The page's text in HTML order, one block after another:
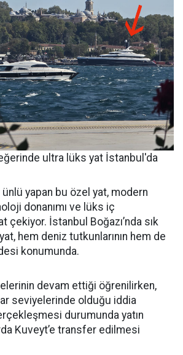
ultra lüks yat İstanbul'da
ünlü yapan bu özel yat, modern
donanımı ve lüks iç
çekiyor. İstanbul Boğazı’nda sık
hem deniz tutkunlarının hem de
konumunda.
devam ettiği öğrenilirken,
seviyelerinde olduğu iddia
durumunda yatın
Kuveyt’e transfer edilmesi